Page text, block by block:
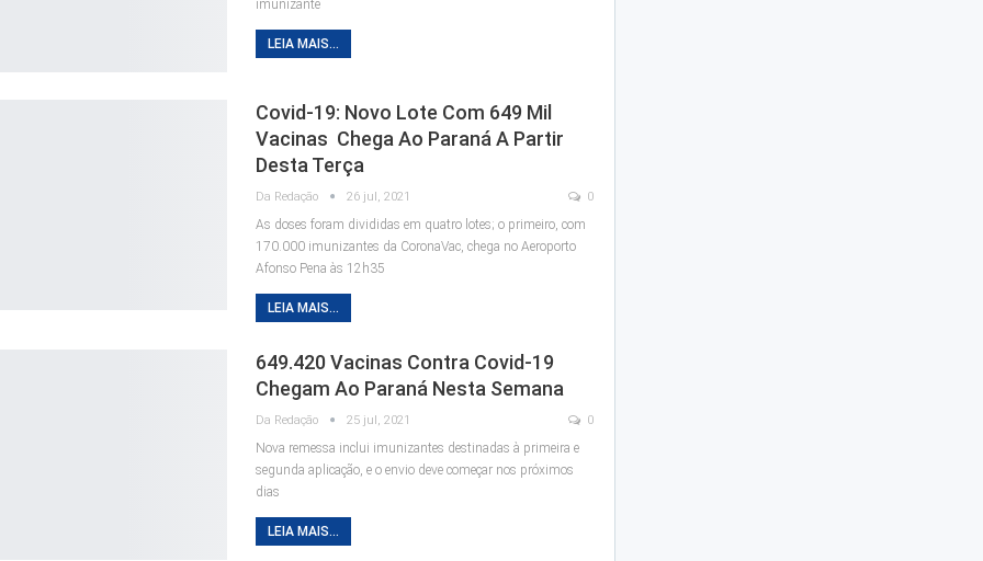
imunizante
LEIA MAIS...
Covid-19: Novo Lote Com 649 Mil
Vacinas Chega Ao Paraná A Partir
Desta Terça
Da Redação 26 jul, 2021 0
As doses foram divididas em quatro lotes; o primeiro, com
170.000 imunizantes da CoronaVac, chega no Aeroporto
Afonso Pena às 12h35
LEIA MAIS...
649.420 Vacinas Contra Covid-19
Chegam Ao Paraná Nesta Semana
Da Redação 25 jul, 2021 0
Nova remessa inclui imunizantes destinadas à primeira e
segunda aplicação, e o envio deve começar nos próximos
dias
LEIA MAIS...